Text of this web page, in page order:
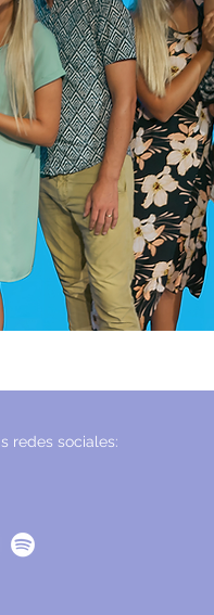
redes sociales: